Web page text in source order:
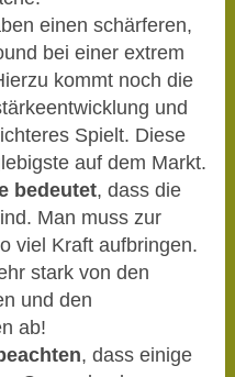
einen schärferen,
bei einer extrem
kommt noch die
und
Spielt. Diese
auf dem Markt.
bedeutet, dass die
Man muss zur
viel Kraft aufbringen.
stark von den
und den
ab!
, dass einige